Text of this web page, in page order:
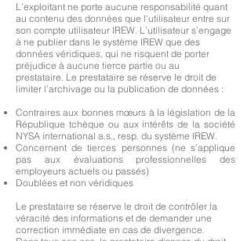
L’exploitant ne porte aucune responsabilité quant
au contenu des données que l’utilisateur entre sur
son compte utilisateur IREW. L’utilisateur s’engage
à ne publier dans le système IREW que des
données véridiques, qui ne risquent de porter
préjudice à aucune tierce partie ou au
prestataire. Le prestataire se réserve le droit de
limiter l’archivage ou la publication de données :
Contraires aux bonnes mœurs à la législation de la
République tchèque ou aux intérêts de la société
NYSA international a.s., resp. du système IREW.
Concernent de tierces personnes (ne s’applique
pas aux évaluations professionnelles des
employeurs actuels ou passés)
Doublées et non véridiques
Le prestataire se réserve le droit de contrôler la
véracité des informations et de demander une
correction immédiate en cas de divergence.